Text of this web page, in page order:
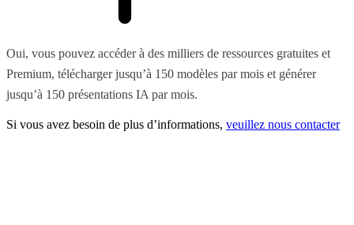
Oui, vous pouvez accéder à des milliers de ressources gratuites et
Premium, télécharger jusqu’à 150 modèles par mois et générer
jusqu’à 150 présentations IA par mois.
Si vous avez besoin de plus d’informations, veuillez nous contacter